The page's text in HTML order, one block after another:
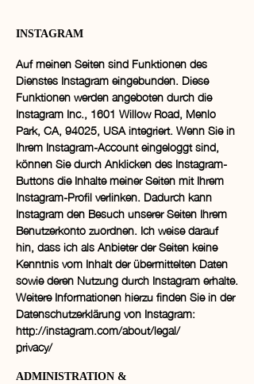
INSTAGRAM
Auf meinen Seiten sind Funktionen des
Dienstes Instagram eingebunden. Diese
Funktionen werden angeboten durch die
Instagram Inc., 1601 Willow Road, Menlo
Park, CA, 94025, USA integriert. Wenn Sie in
Ihrem Instagram-Account eingeloggt sind,
können Sie durch Anklicken des Instagram-
Buttons die Inhalte meiner Seiten mit Ihrem
Instagram-Profil verlinken. Dadurch kann
Instagram den Besuch unserer Seiten Ihrem
Benutzerkonto zuordnen. Ich weise darauf
hin, dass ich als Anbieter der Seiten keine
Kenntnis vom Inhalt der übermittelten Daten
sowie deren Nutzung durch Instagram erhalte.
Weitere Informationen hierzu finden Sie in der
Datenschutzerklärung von Instagram:
http://instagram.com/about/legal/
privacy/
ADMINISTRATION &